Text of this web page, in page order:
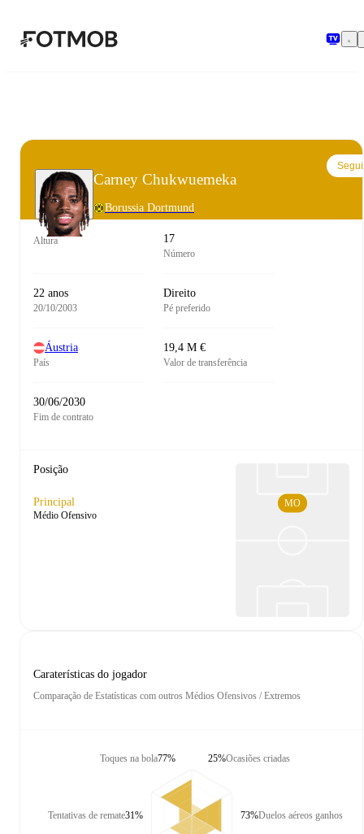
Carney Chukwuemeka
Borussia Dortmund
Altura 17
Número
22 anos
20/10/2003
Direito
Pé preferido
Áustria
País
19,4 M €
Valor de transferência
30/06/2030
Fim de contrato
Posição
Principal
Médio Ofensivo
MO
Caraterísticas do jogador
Comparação de Estatísticas com outros Médios Ofensivos / Extremos
Toques na bola77%
Tentativas de remate31%
Ocasiões criadas
25%
Duelos aéreos ganhos
73%